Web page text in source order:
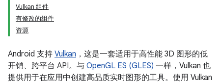
Vulkan 组件
有修改的组件
资源
Android 支持 Vulkan ，这是一套适用于高性能 3D 图形的低
开销、跨平台 API。与 OpenGL ES (GLES) 一样，Vulkan 也
提供用于在应用中创建高品质实时图形的工具。使用 Vulkan